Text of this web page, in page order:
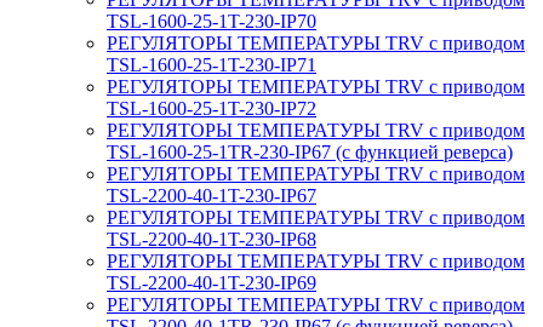
TSL-1600-25-1T-230-IP70
РЕГУЛЯТОРЫ ТЕМПЕРАТУРЫ TRV с приводом
TSL-1600-25-1T-230-IP71
РЕГУЛЯТОРЫ ТЕМПЕРАТУРЫ TRV с приводом
TSL-1600-25-1T-230-IP72
РЕГУЛЯТОРЫ ТЕМПЕРАТУРЫ TRV с приводом
TSL-1600-25-1TR-230-IP67 (с функцией реверса)
РЕГУЛЯТОРЫ ТЕМПЕРАТУРЫ TRV с приводом
TSL-2200-40-1T-230-IP67
РЕГУЛЯТОРЫ ТЕМПЕРАТУРЫ TRV с приводом
TSL-2200-40-1T-230-IP68
РЕГУЛЯТОРЫ ТЕМПЕРАТУРЫ TRV с приводом
TSL-2200-40-1T-230-IP69
РЕГУЛЯТОРЫ ТЕМПЕРАТУРЫ TRV с приводом